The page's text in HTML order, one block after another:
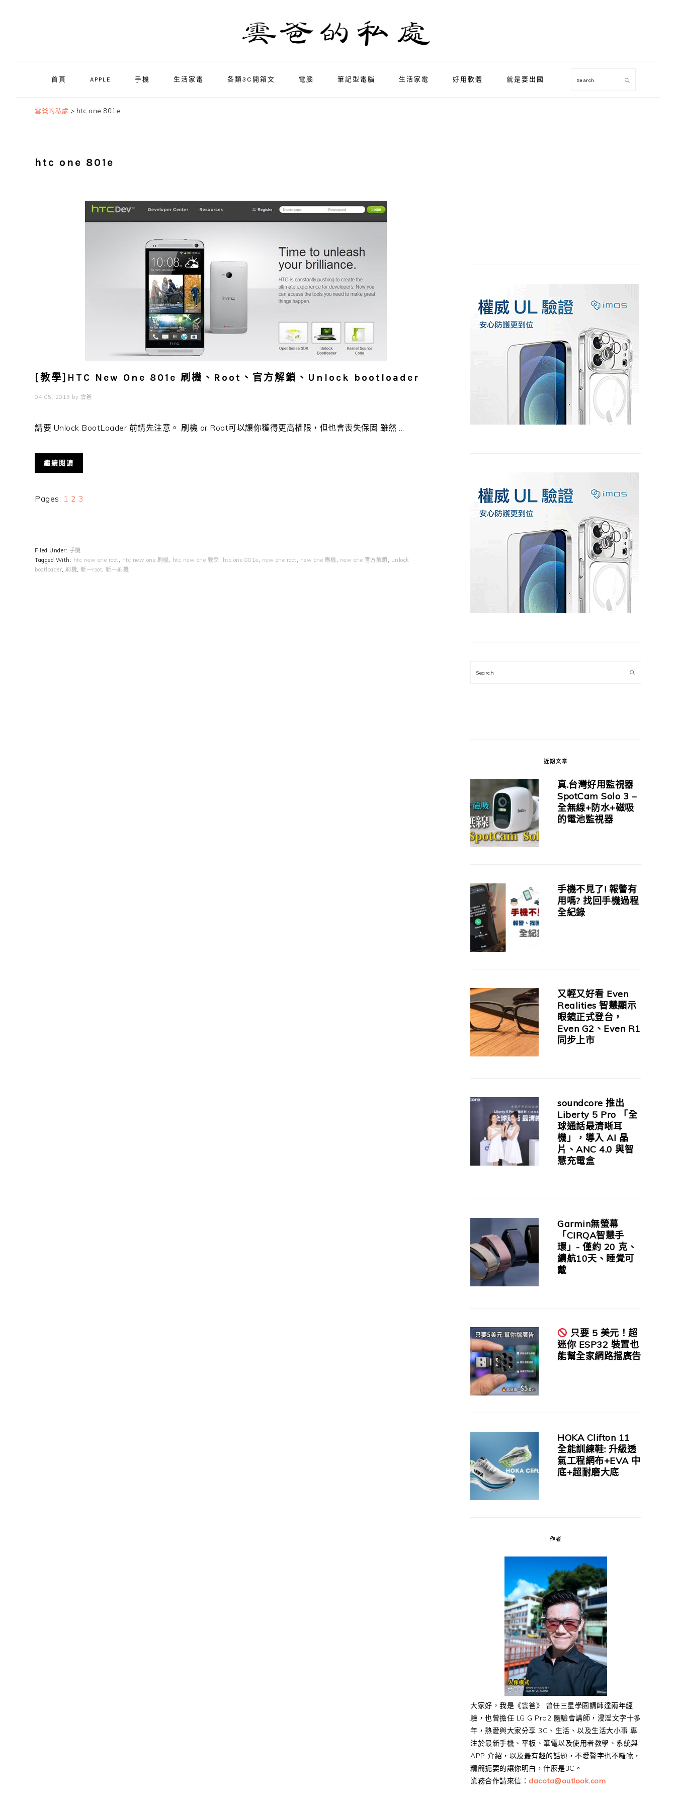
首頁 APPLE 手機 生活家電 各類3C開箱文 電腦 筆記型電腦 生活家電 好用軟體 就是要出國 Search
雲爸的私處 > htc one 801e
htc one 801e
[教學]HTC New One 801e 刷機、Root、官方解鎖、Unlock bootloader
04 05, 2013 by 雲爸
請要 Unlock BootLoader 前請先注意。 刷機 or Root可以讓你獲得更高權限，但也會喪失保固 雖然 ...
繼續閱讀
Pages: Page
1 Page
2 Page
3
Filed Under: 手機
Tagged With: htc new one root, htc new one 刷機, htc new one 教學, htc one 801e, new one root, new one 刷機, new one 官方解鎖 , unlock
bootloader, 刷機, 新一root, 新一刷機
Search
近期文章
真.台灣好用監視器
SpotCam Solo 3 –
全無線+防水+磁吸
的電池監視器
手機不見了! 報警有
用嗎? 找回手機過程
全紀錄
又輕又好看 Even
Realities 智慧顯示
眼鏡正式登台，
Even G2、Even R1
同步上市
soundcore 推出
Liberty 5 Pro 「全
球通話最清晰耳
機」，導入 AI 晶
片、ANC 4.0 與智
慧充電盒
Garmin無螢幕
「CIRQA智慧手
環」- 僅約 20 克、
續航10天、睡覺可
戴
只要 5 美元！超
迷你 ESP32 裝置也
能幫全家網路擋廣告
HOKA Clifton 11
全能訓練鞋: 升級透
氣工程網布+EVA 中
底+超耐磨大底
作者
大家好，我是《雲爸》 曾任三星學園講師達兩年經
驗，也曾擔任 LG G Pro2 體驗會講師，浸淫文字十多
年，熱愛與大家分享 3C、生活、以及生活大小事 專
注於最新手機、平板、筆電以及使用者教學、系統與
APP 介紹，以及最有趣的話題，不愛贅字也不囉嗦，
精簡扼要的讓你明白，什麼是3C。
業務合作請來信： dacota@outlook.com